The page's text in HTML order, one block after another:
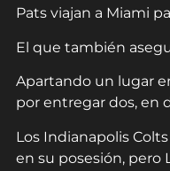
Pats viajan a Miami
El que también
Apartando un lugar
por entregar dos, en
Los Indianapolis
en su posesión, pero